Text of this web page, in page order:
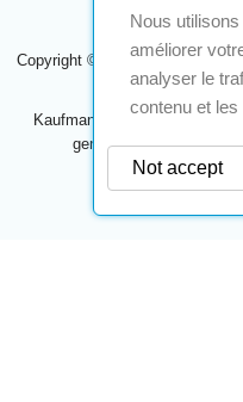
Copyright © 2024 A2S ATEX.
Kaufmann, der von der
genehmigt wurde,
Nous
améliorer
analyser le
contenu et les
Not accept